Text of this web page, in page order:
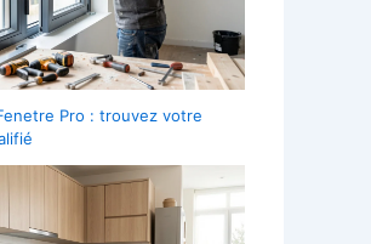
Pro : trouvez votre